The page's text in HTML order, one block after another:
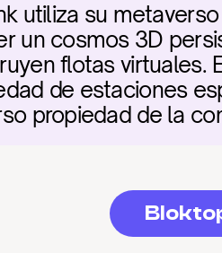
utiliza su
un cosmos 3D
flotas virtuales.
de estaciones
propiedad de la